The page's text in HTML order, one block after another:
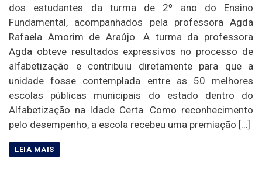
dos estudantes da turma de 2º ano do Ensino
Fundamental, acompanhados pela professora Agda
Rafaela Amorim de Araújo. A turma da professora
Agda obteve resultados expressivos no processo de
alfabetização e contribuiu diretamente para que a
unidade fosse contemplada entre as 50 melhores
escolas públicas municipais do estado dentro do
Alfabetização na Idade Certa. Como reconhecimento
pelo desempenho, a escola recebeu uma premiação […]